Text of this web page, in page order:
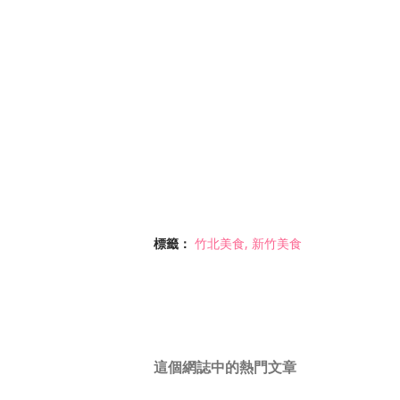
標籤： 竹北美食 新竹美食
這個網誌中的熱門文章